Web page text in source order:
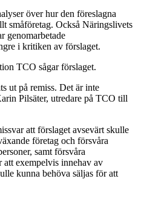
över hur den föreslagna
småföretag. Också Näringslivets
genomarbetade
i kritiken av förslaget.
TCO sågar förslaget.
ut på remiss. Det är inte
Pilsäter, utredare på TCO till
att förslaget avsevärt skulle
företag och försvåra
samt försvåra
att exempelvis innehav av
kunna behöva säljas för att